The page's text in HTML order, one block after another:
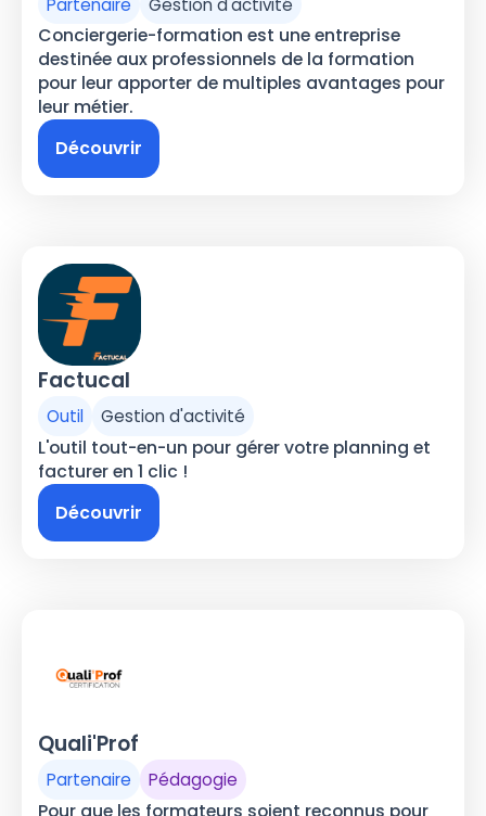
Conciergerie-formation est une entreprise
destinée aux professionnels de la formation
pour leur apporter de multiples avantages pour
leur métier.
Découvrir
Factucal
Outil Gestion d'activité
L'outil tout-en-un pour gérer votre planning et
facturer en 1 clic !
Découvrir
Quali'Prof
Partenaire Pédagogie